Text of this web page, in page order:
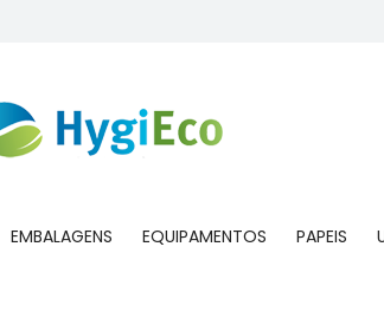
EMBALAGENS EQUIPAMENTOS PAPEIS